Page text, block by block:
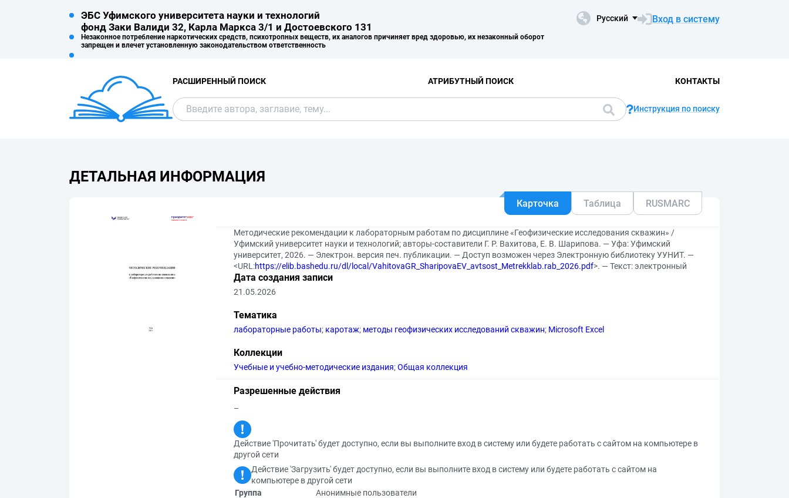
ЭБС Уфимского университета науки и технологий
фонд Заки Валиди 32, Карла Маркса 3/1 и Достоевского 131
Незаконное потребление наркотических средств, психотропных веществ, их аналогов причиняет вред здоровью, их незаконный оборот
запрещен и влечет установленную законодательством ответственность
Русский Вход в систему
РАСШИРЕННЫЙ ПОИСК АТРИБУТНЫЙ ПОИСК КОНТАКТЫ
Инструкция по поиску
ДЕТАЛЬНАЯ ИНФОРМАЦИЯ
Карточка Таблица RUSMARC
Методические рекомендации к лабораторным работам по дисциплине «Геофизические исследования скважин» /
Уфимский университет науки и технологий; авторы-составители Г. Р. Вахитова, Е. В. Шарипова. — Уфа: Уфимский
университет, 2026. — Электрон. версия печ. публикации. — Доступ возможен через Электронную библиотеку УУНИТ. —
<URL:https://elib.bashedu.ru/dl/local/VahitovaGR_SharipovaEV_avtsost_Metrekklab.rab_2026.pdf>. — Текст: электронный
Дата создания записи
21.05.2026
Тематика
лабораторные работы; каротаж; методы геофизических исследований скважин; Microsoft Excel
Коллекции
Учебные и учебно-методические издания;Общая коллекция
Разрешенные действия
–
Действие 'Прочитать' будет доступно, если вы выполните вход в систему или будете работать с сайтом на компьютере в
другой сети
Действие 'Загрузить' будет доступно, если вы выполните вход в систему или будете работать с сайтом на
компьютере в другой сети
Группа
Анонимные пользователи